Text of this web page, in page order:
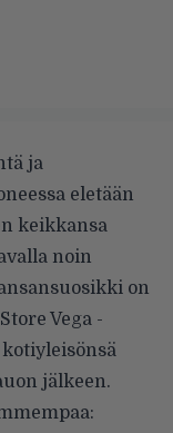
ja
eletään
keikkansa
noin
on
Vega -
jälkeen.